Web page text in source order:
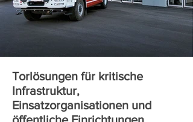
Torlösungen für kritische
Infrastruktur,
Einsatzorganisationen und